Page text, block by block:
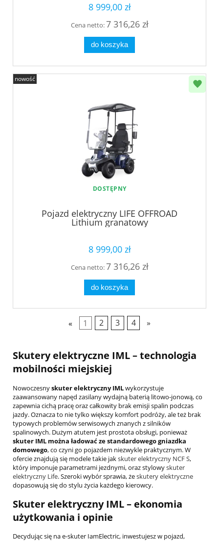
8 999,00 zł
Cena netto:7 316,26 zł
do koszyka
DOSTĘPNY
Pojazd elektryczny LIFE OFFROAD
Lithium granatowy
8 999,00 zł
Cena netto:7 316,26 zł
do koszyka
nowość
« 1 2 3 4 »
Skutery elektryczne IML – technologia
mobilności miejskiej
Nowoczesnyskuter elektryczny IMLwykorzystuje
zaawansowany napęd zasilany wydajną baterią litowo-jonową, co
zapewnia cichą pracę oraz całkowity brak emisji spalin podczas
jazdy. Oznacza to nie tylko większy komfort podróży, ale też brak
typowych problemów serwisowych znanych z silników
spalinowych. Dużym atutem jest prostota obsługi, ponieważ
skuter IML można ładować ze standardowego gniazdka
domowego, co czyni go pojazdem niezwykle praktycznym. W
ofercie znajdują się modele takie jakskuter elektryczny NCF S,
który imponuje parametrami jezdnymi, oraz stylowyskuter
elektryczny Life. Szeroki wybór sprawia, żeskutery elektryczne
dopasowują się do stylu życia każdego kierowcy.
Skuter elektryczny IML – ekonomia
użytkowania i opinie
Decydując się na e-skuter IamElectric, inwestujesz w pojazd,